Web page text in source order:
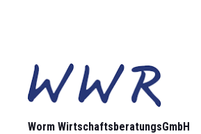
Worm Wirtschaftsberatungs­GmbH